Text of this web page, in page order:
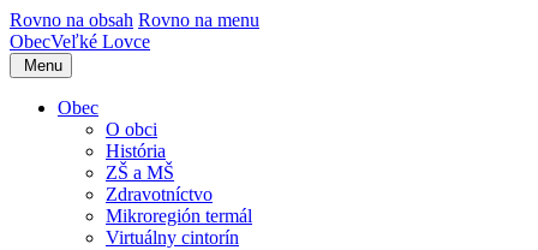
Rovno na obsah Rovno na menu
ObecVeľké Lovce
Menu
Obec
O obci
História
ZŠ a MŠ
Zdravotníctvo
Mikroregión termál
Virtuálny cintorín